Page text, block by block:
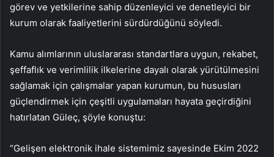
görev ve yetkilerine sahip düzenleyici ve denetleyici bir
kurum olarak faaliyetlerini sürdürdüğünü söyledi.
Kamu alımlarının uluslararası standartlara uygun, rekabet,
şeffaflık ve verimlilik ilkelerine dayalı olarak yürütülmesini
sağlamak için çalışmalar yapan kurumun, bu hususları
güçlendirmek için çeşitli uygulamaları hayata geçirdiğini
hatırlatan Güleç, şöyle konuştu:
“Gelişen elektronik ihale sistemimiz sayesinde Ekim 2022